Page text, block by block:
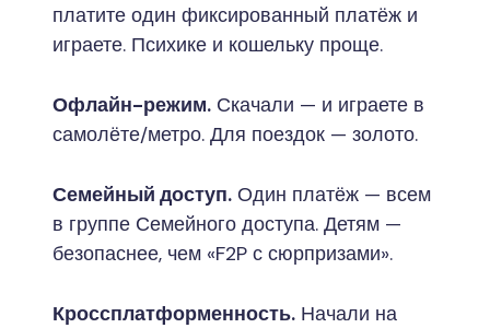
платите один фиксированный платёж и
играете. Психике и кошельку проще.
Офлайн-режим. Скачали — и играете в
самолёте/метро. Для поездок — золото.
Семейный доступ. Один платёж — всем
в группе Семейного доступа. Детям —
безопаснее, чем «F2P с сюрпризами».
Кроссплатформенность. Начали на